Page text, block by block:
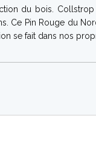
du bois. Collstrop
Ce Pin Rouge du
se fait dans nos